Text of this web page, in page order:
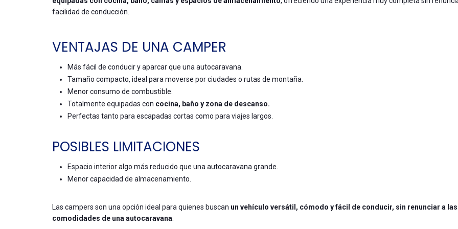
facilidad de conducción.
VENTAJAS DE UNA CAMPER
Más fácil de conducir y aparcar que una autocaravana.
Tamaño compacto, ideal para moverse por ciudades o rutas de montaña.
Menor consumo de combustible.
Totalmente equipadas con cocina, baño y zona de descanso.
Perfectas tanto para escapadas cortas como para viajes largos.
POSIBLES LIMITACIONES
Espacio interior algo más reducido que una autocaravana grande.
Menor capacidad de almacenamiento.
Las campers son una opción ideal para quienes buscan un vehículo versátil, cómodo y fácil de conducir, sin renunciar a las
comodidades de una autocaravana.